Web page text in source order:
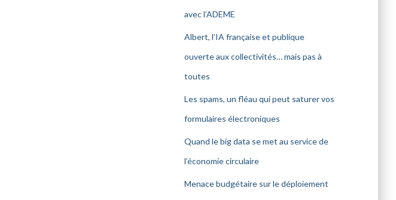
avec l’ADEME
Albert, l’IA française et publique
ouverte aux collectivités… mais pas à
toutes
Les spams, un fléau qui peut saturer vos
formulaires électroniques
Quand le big data se met au service de
l’économie circulaire
Menace budgétaire sur le déploiement